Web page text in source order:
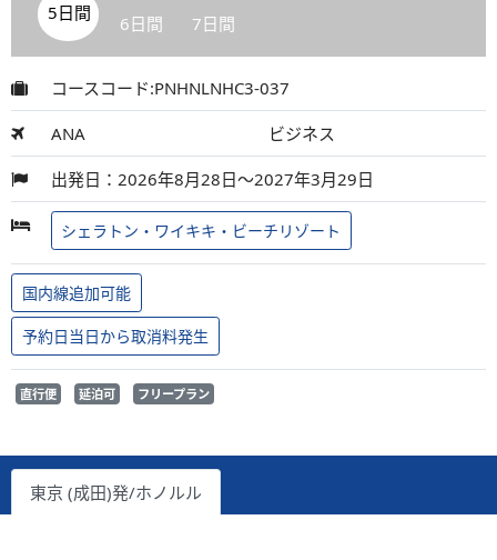
5日間 6日間 7日間
コースコード:PNHNLNHC3-037
ANA ビジネス
出発日：2026年8月28日～2027年3月29日
シェラトン・ワイキキ・ビーチリゾート
国内線追加可能
予約日当日から取消料発生
直行便 延泊可 フリープラン
東京 (成田)発/ホノルル